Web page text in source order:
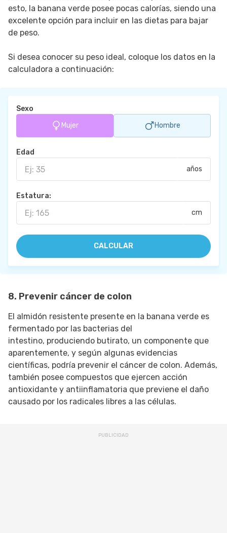
esto, la banana verde posee pocas calorías, siendo una
excelente opción para incluir en las dietas para bajar
de peso.
Si desea conocer su peso ideal, coloque los datos en la
calculadora a continuación:
Sexo
Mujer
Hombre
Edad
años
Estatura:
cm
CALCULAR
8. Prevenir cáncer de colon
El almidón resistente presente en la banana verde es
fermentado por las bacterias del
intestino, produciendo butirato, un componente que
aparentemente, y según algunas evidencias
científicas, podría prevenir el cáncer de colon. Además,
también posee compuestos que ejercen acción
antioxidante y antiinflamatoria que previene el daño
causado por los radicales libres a las células.